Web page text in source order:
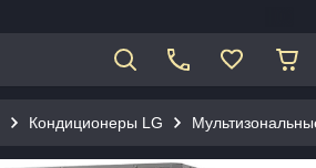
Кондиционеры LG